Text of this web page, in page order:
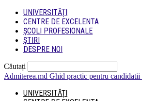
UNIVERSITĂȚI
CENTRE DE EXCELENTA
ȘCOLI PROFESIONALE
ȘTIRI
DESPRE NOI
Căutați
Admiterea.md Ghid practic pentru candidatii
UNIVERSITĂȚI